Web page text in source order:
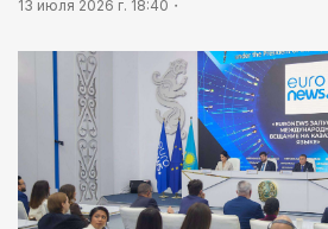
13 июля 2026 г. 18:40